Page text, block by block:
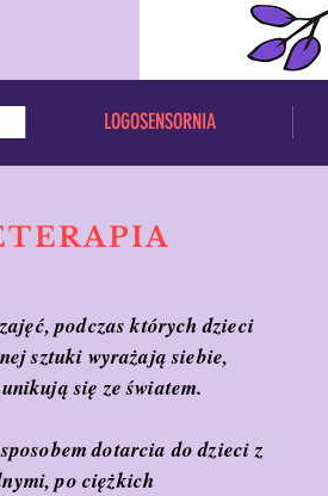
podczas których dzieci
sztuki wyrażają siebie,
się ze światem.
dotarcia do dzieci z
po ciężkich
LOGOSENSORNIA